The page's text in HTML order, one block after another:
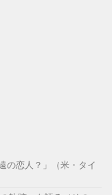
の恋人？」（米・タイ